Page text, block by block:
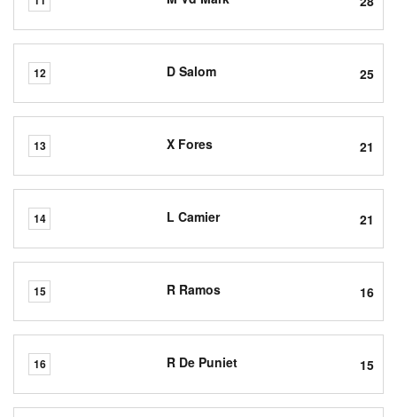
12 D Salom 25
13 X Fores 21
14 L Camier 21
15 R Ramos 16
16 R De Puniet 15